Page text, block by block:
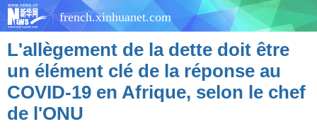
french.xinhuanet.com
L'allègement de la dette doit être
un élément clé de la réponse au
COVID-19 en Afrique, selon le chef
de l'ONU